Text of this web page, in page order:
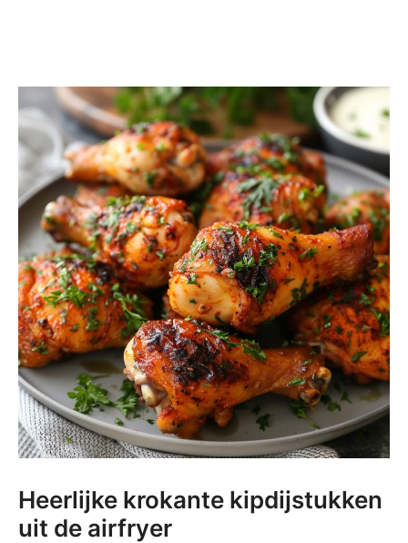
Heerlijke krokante kipdijstukken
uit de airfryer